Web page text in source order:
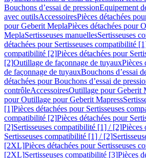
Bouchons d’essai de pressionEquipement
avec outilsAccessoiresPièces détachées
pour Geberit MeplaPièces détachées pour
MeplaSertisseuses manuellesSertisseuses
détachées pour Sertisseuses compatibilité
compatibilité [2]Pièces détachées pour
[2]Outillage de façonnage de tuyauxPièces
de façonnage de tuyauxBouchons d’essai
détachées pour Bouchons d’essai de
contrôleAccessoiresOutillage pour Geberit
pour Outillage pour Geberit Mapress
[1]Pièces détachées pour Sertisseuses
compatibilité [2]Pièces détachées pour
[2]Sertisseuses compatibilité [1] / [2]Pièces
Sertisseuses compatibilité [1] / [2]
[2XL]Pièces détachées pour Sertisseuses
[2XL]Sertisseuses compatibilité [3]Pièces